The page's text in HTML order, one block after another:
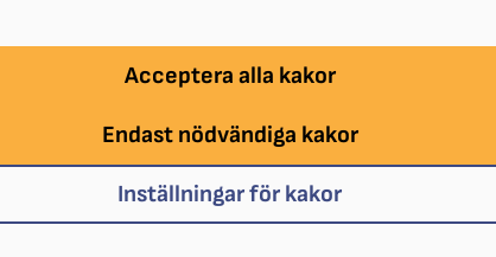
Acceptera alla kakor
Endast nödvändiga kakor
Inställningar för kakor